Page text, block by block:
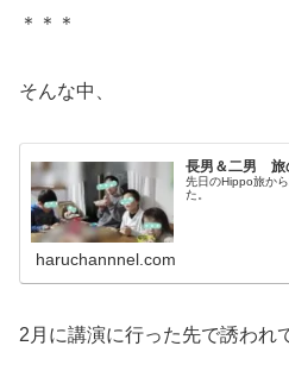
＊＊＊
そんな中、
長男＆二男 旅
先日のHippo旅か
た。
haruchannnel.com
2月に講演に行った先で誘われ